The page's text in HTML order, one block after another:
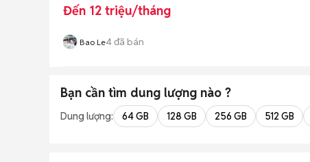
Đến 12 triệu/tháng
Bao Le4đã bán
Bạn cần tìm dung lượng nào ?
Dung lượng: 64 GB 128 GB 256 GB 512 GB